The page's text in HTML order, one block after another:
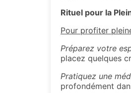
Rituel pour la
Pour profiter
Préparez votre
placez quelques
Pratiquez une
profondément